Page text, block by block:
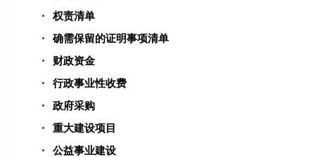
权责清单
确需保留的证明事项清单
财政资金
行政事业性收费
政府采购
重大建设项目
公益事业建设